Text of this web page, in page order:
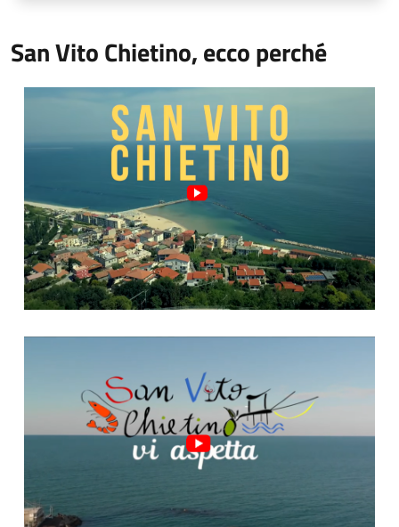
San Vito Chietino, ecco perché
Video Comune di San Vito Chietino